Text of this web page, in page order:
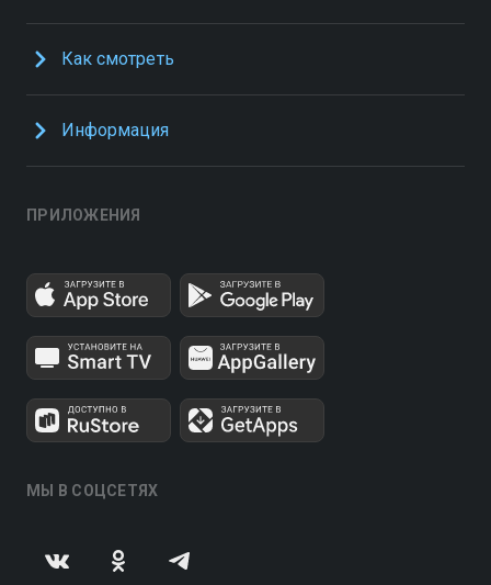
Как смотреть
Информация
ПРИЛОЖЕНИЯ
МЫ В СОЦСЕТЯХ